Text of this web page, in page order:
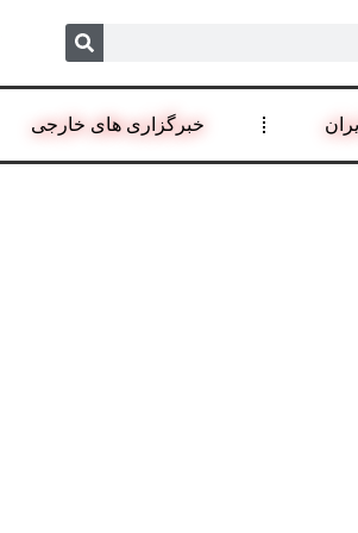
خبرگزاری های خارجی